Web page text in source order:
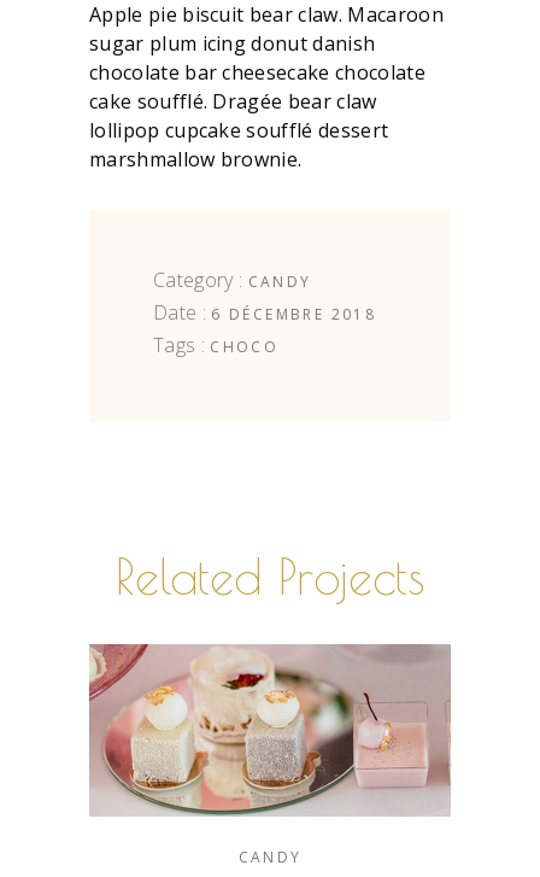
Apple pie biscuit bear claw. Macaroon
sugar plum icing donut danish
chocolate bar cheesecake chocolate
cake soufflé. Dragée bear claw
lollipop cupcake soufflé dessert
marshmallow brownie.
Category : CANDY
Date : 6 DÉCEMBRE 2018
Tags : CHOCO
Related Projects
CANDY